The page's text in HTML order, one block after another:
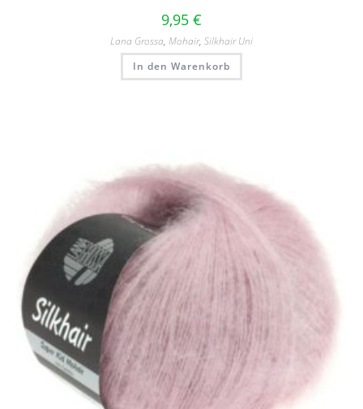
9,95 €
Lana Grossa, Mohair, Silkhair Uni
In den Warenkorb